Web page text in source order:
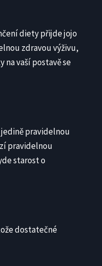
diety přijde jojo
zdravou výživu,
na vaší postavě se
pravidelnou
pravidelnou
starost o
dostatečné